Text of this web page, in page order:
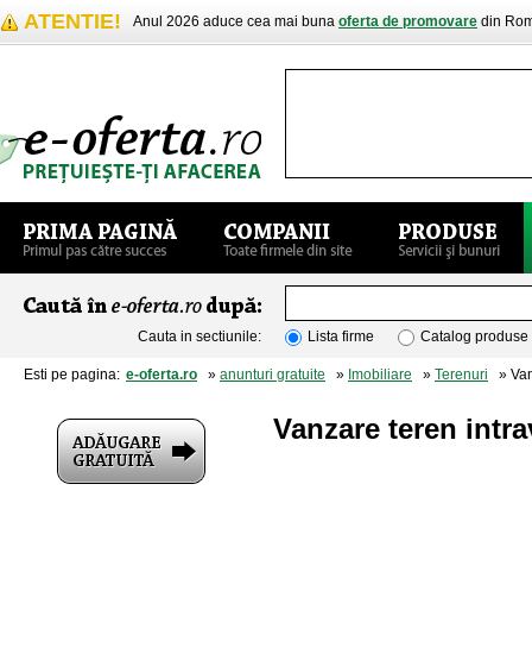
ATENTIE! Anul 2026 aduce cea mai buna oferta de promovare din
Cauta in sectiunile: Lista firme Catalog produse
Esti pe pagina: e-oferta.ro » anunturi gratuite » Imobiliare » Terenuri »
Vanzare teren